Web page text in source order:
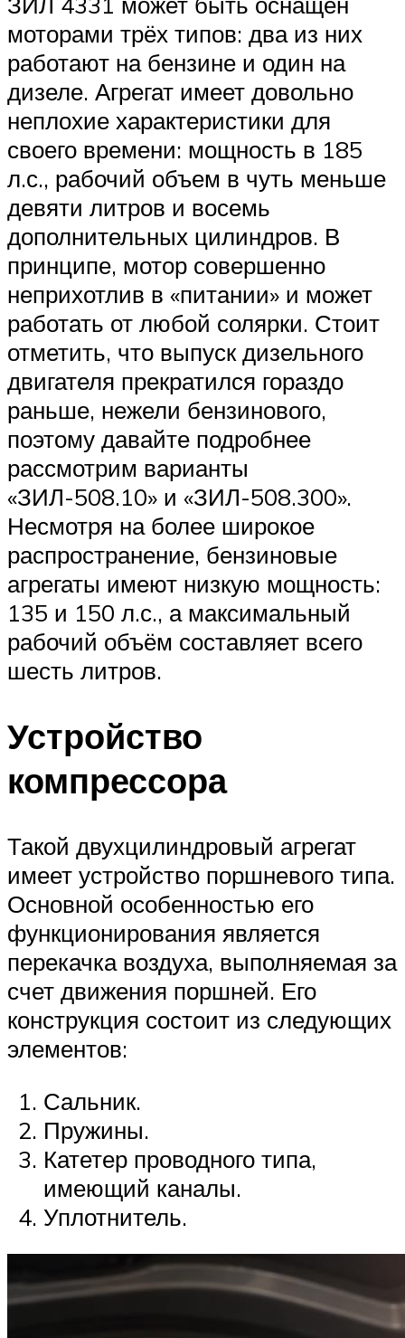
моторами трёх типов: два из них
работают на бензине и один на
дизеле. Агрегат имеет довольно
неплохие характеристики для
своего времени: мощность в 185
л.с., рабочий объем в чуть меньше
девяти литров и восемь
дополнительных цилиндров. В
принципе, мотор совершенно
неприхотлив в «питании» и может
работать от любой солярки. Стоит
отметить, что выпуск дизельного
двигателя прекратился гораздо
раньше, нежели бензинового,
поэтому давайте подробнее
рассмотрим варианты
«ЗИЛ-508.10» и «ЗИЛ-508.300».
Несмотря на более широкое
распространение, бензиновые
агрегаты имеют низкую мощность:
135 и 150 л.с., а максимальный
рабочий объём составляет всего
шесть литров.
Устройство
компрессора
Такой двухцилиндровый агрегат
имеет устройство поршневого типа.
Основной особенностью его
функционирования является
перекачка воздуха, выполняемая за
счет движения поршней. Его
конструкция состоит из следующих
элементов:
Сальник.
Пружины.
Катетер проводного типа,
имеющий каналы.
Уплотнитель.